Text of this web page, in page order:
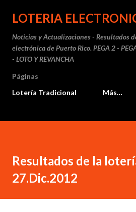
Ir al contenido
LOTERIA
Noticias y Actualizaciones - Resultados
electrónica de Puerto Rico. PEGA 2 -
- LOTO Y REVANCHA
Páginas
Lotería Tradicional
Más…
Resultados de la
27.Dic.2012